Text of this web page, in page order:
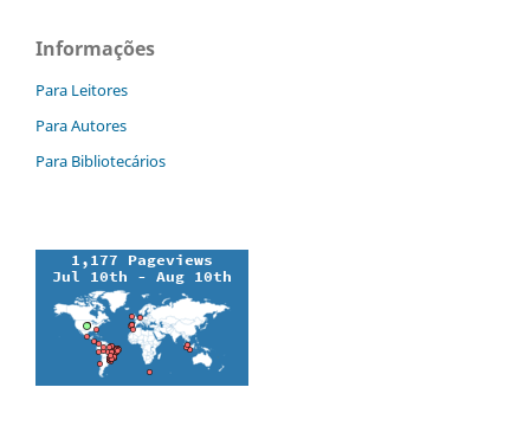
Informações
Para Leitores
Para Autores
Para Bibliotecários